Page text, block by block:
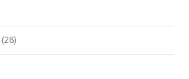
(28)